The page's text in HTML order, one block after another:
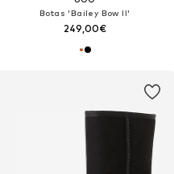
Botas 'Bailey Bow II'
249,00€